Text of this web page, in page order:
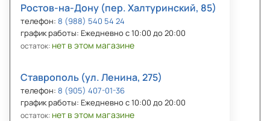
Ростов-на-Дону (пер. Халтуринский, 85)
телефон: 8 (988) 540 54 24
график работы: Ежедневно с 10:00 до 20:00
остаток: нет в этом магазине
Ставрополь (ул. Ленина, 275)
телефон: 8 (905) 407-01-36
график работы: Ежедневно с 10:00 до 20:00
остаток: нет в этом магазине